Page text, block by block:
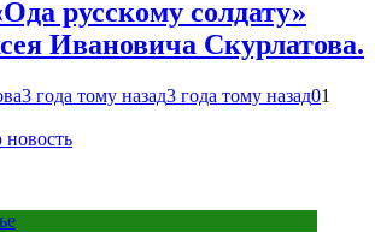
русскому солдату»
Ивановича Скурлатова.
3 года тому назад3 года тому назад01